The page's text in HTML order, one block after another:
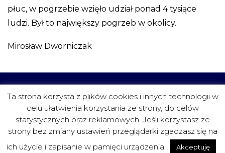
płuc, w pogrzebie wzięło udział ponad 4 tysiące
ludzi. Był to największy pogrzeb w okolicy.
Mirosław Dworniczak
CZYTELNIA FUNDACJA PROJEKTY KONTAKT
Ta strona korzysta z plików cookies i innych technologii w
celu ułatwienia korzystania ze strony, do celów
statystycznych oraz reklamowych. Jeśli korzystasz ze
strony bez zmiany ustawień przeglądarki zgadzasz się na
ich użycie i zapisanie w pamięci urządzenia.
Akceptuję